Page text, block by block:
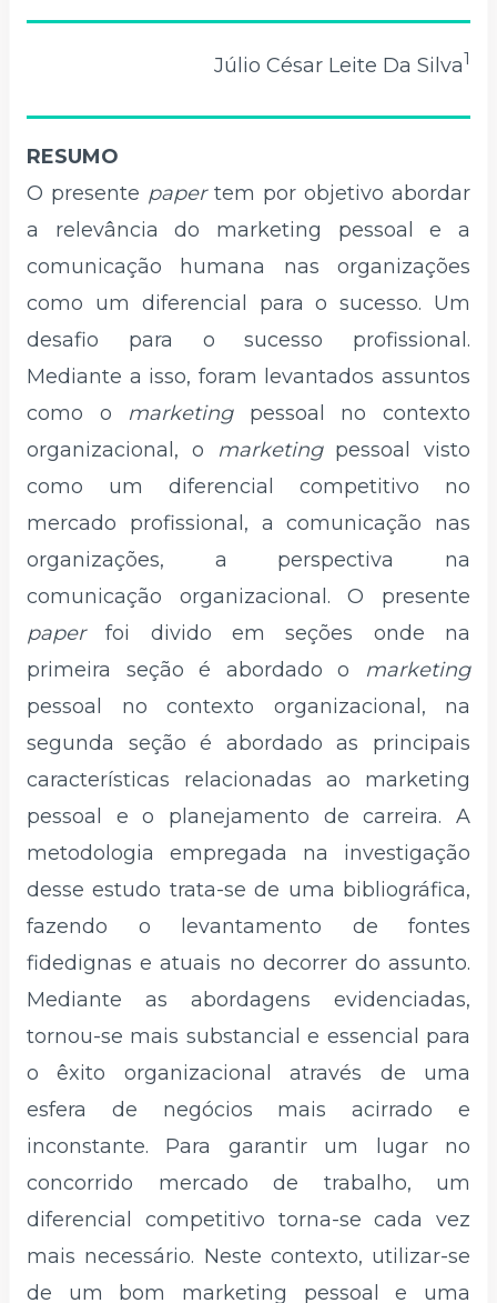
Júlio César Leite Da Silva1
RESUMO
O presente papertem por objetivo abordar
a relevância do marketing pessoal e a
comunicação humana nas organizações
como um diferencial para o sucesso. Um
desafio para o sucesso profissional.
Mediante a isso, foram levantados assuntos
como o marketingpessoal no contexto
organizacional, o
marketingpessoal visto
como um diferencial competitivo no
mercado profissional, a comunicação nas
organizações, a perspectiva na
comunicação organizacional. O presente
paperfoi divido em seções onde na
primeira seção é abordado o marketing
pessoal no contexto organizacional, na
segunda seção é abordado as principais
características relacionadas ao marketing
pessoal e o planejamento de carreira. A
metodologia empregada na investigação
desse estudo trata-se de uma bibliográfica,
fazendo o levantamento de fontes
fidedignas e atuais no decorrer do assunto.
Mediante as abordagens evidenciadas,
tornou-se mais substancial e essencial para
o êxito organizacional através de uma
esfera de negócios mais acirrado e
inconstante. Para garantir um lugar no
concorrido mercado de trabalho, um
diferencial competitivo torna-se cada vez
mais necessário. Neste contexto, utilizar-se
de um bom marketing pessoal e uma